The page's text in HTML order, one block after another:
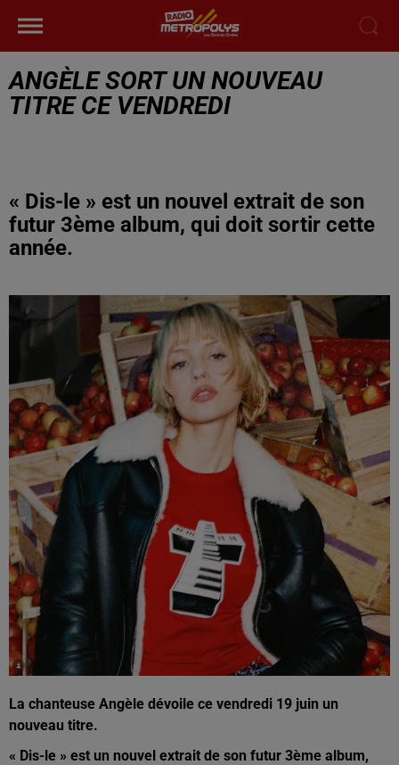
ANGÈLE SORT UN NOUVEAU
TITRE CE VENDREDI
« Dis-le » est un nouvel extrait de son
futur 3ème album, qui doit sortir cette
année.
La chanteuse Angèle dévoile ce vendredi 19 juin un
nouveau titre.
« Dis-le » est un nouvel extrait de son futur 3ème album,